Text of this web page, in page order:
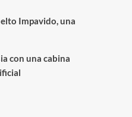
Impavido, una
con una cabina